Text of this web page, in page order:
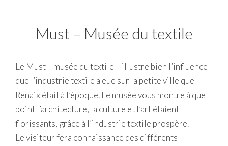
Must – Musée du textile
Le Must – musée du textile – illustre bien l’influence
que l’industrie textile a eue sur la petite ville que
Renaix était à l’époque. Le musée vous montre à quel
point l’architecture, la culture et l’art étaient
florissants, grâce à l’industrie textile prospère.
Le visiteur fera connaissance des différents